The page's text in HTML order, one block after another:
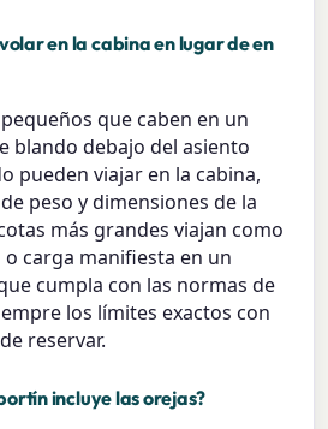
en la cabina en lugar de en
que caben en un
blando debajo del asiento
pueden viajar en la cabina,
peso y dimensiones de la
más grandes viajan como
carga manifiesta en un
cumpla con las normas de
los límites exactos con
reservar.
incluye las orejas?